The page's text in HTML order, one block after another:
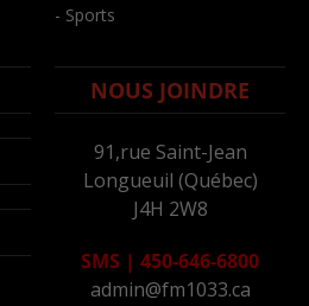
- Sports
NOUS JOINDRE
91,rue Saint-Jean
Longueuil (Québec)
J4H 2W8
SMS | 450-646-6800
admin@fm1033.ca